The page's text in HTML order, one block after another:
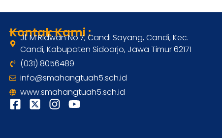
Kontak Kami :
Jl. M Ridwan No.7, Candi Sayang, Candi, Kec.
Candi, Kabupaten Sidoarjo, Jawa Timur 62171
(031) 8056489
info@smahangtuah5.sch.id
www.smahangtuah5.sch.id